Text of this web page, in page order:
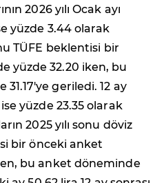
2026 yılı Ocak ayı
yüzde 3.44 olarak
TÜFE beklentisi bir
yüzde 32.20 iken, bu
geriledi. 12 ay
yüzde 23.35 olarak
2025 yılı sonu döviz
bir önceki anket
bu anket döneminde